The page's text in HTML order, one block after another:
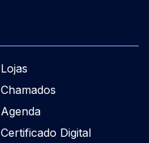
Lojas
Chamados
Agenda
Certificado Digital